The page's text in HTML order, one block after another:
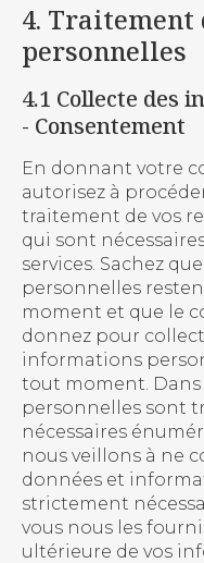
4.
personnelles
4.1 Collecte des
- Consentement
En donnant votre
autorisez à
traitement de vos
qui sont
services. Sachez
personnelles
moment et que le
donnez pour
informations
tout moment. Dans
personnelles sont
nécessaires
nous veillons à ne
données et
strictement
vous nous les
ultérieure de vos